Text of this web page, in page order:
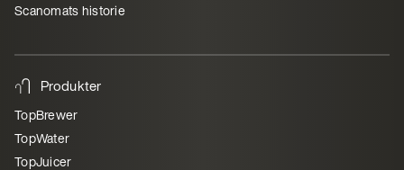
Scanomats historie
Produkter
TopBrewer
TopWater
TopJuicer